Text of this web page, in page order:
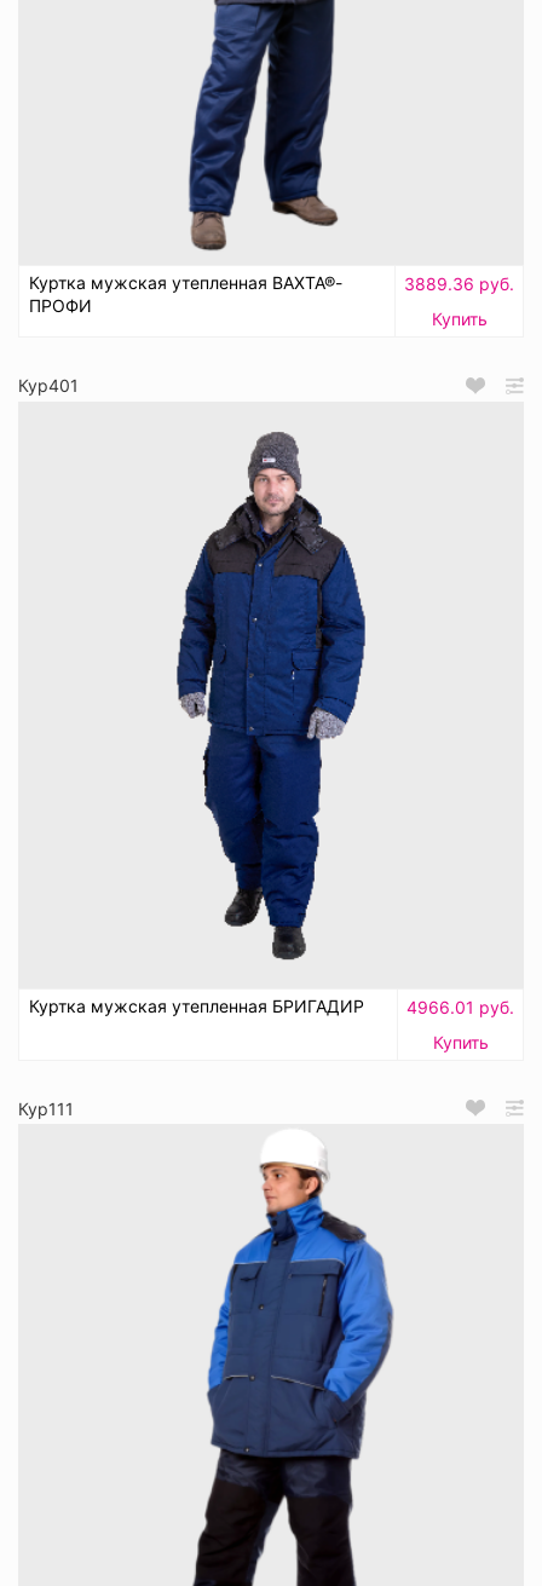
Куртка мужская утепленная ВАХТА®-
ПРОФИ
3889.36 руб.
Купить
Кур401
Куртка мужская утепленная БРИГАДИР
4966.01 руб.
Купить
Кур111